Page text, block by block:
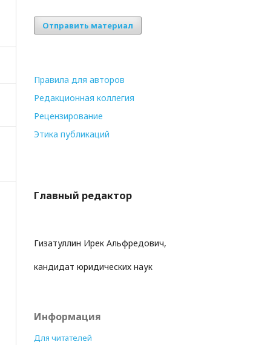
Отправить материал
Правила для авторов
Редакционная коллегия
Рецензирование
Этика публикаций
Главный редактор
Гизатуллин Ирек Альфредович,
кандидат юридических наук
Информация
Для читателей